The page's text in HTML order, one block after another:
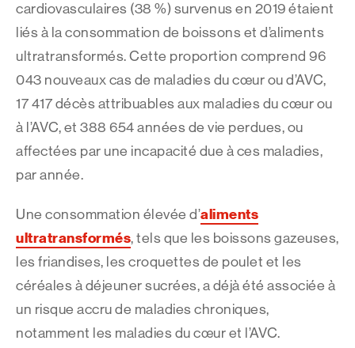
cardiovasculaires (38 %) survenus en 2019 étaient
liés à la consommation de boissons et d’aliments
ultratransformés. Cette proportion comprend 96
043 nouveaux cas de maladies du cœur ou d’AVC,
17 417 décès attribuables aux maladies du cœur ou
à l’AVC, et 388 654 années de vie perdues, ou
affectées par une incapacité due à ces maladies,
par année.
Une consommation élevée d’aliments
ultratransformés, tels que les boissons gazeuses,
les friandises, les croquettes de poulet et les
céréales à déjeuner sucrées, a déjà été associée à
un risque accru de maladies chroniques,
notamment les maladies du cœur et l’AVC.